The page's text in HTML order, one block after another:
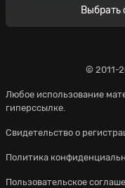
© 2011-
Любое использование
гиперссылке.
Свидетельство о
Политика
Пользовательское
Выбрать